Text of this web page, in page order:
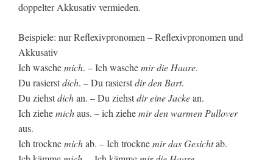
doppelter Akkusativ vermieden.
Beispiele: nur Reflexivpronomen – Reflexivpronomen und
Akkusativ
Ich waschemich. – Ich waschemir die Haare.
Du rasierstdich. – Du rasierstdir den Bart.
Du ziehstdichan. – Du ziehstdir eine Jackean.
Ich ziehemichaus. – ich ziehemir den warmen Pullover
aus.
Ich trocknemichab. – Ich trocknemir das Gesichtab.